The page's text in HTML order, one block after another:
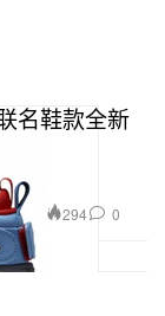
名鞋款全新
294 0